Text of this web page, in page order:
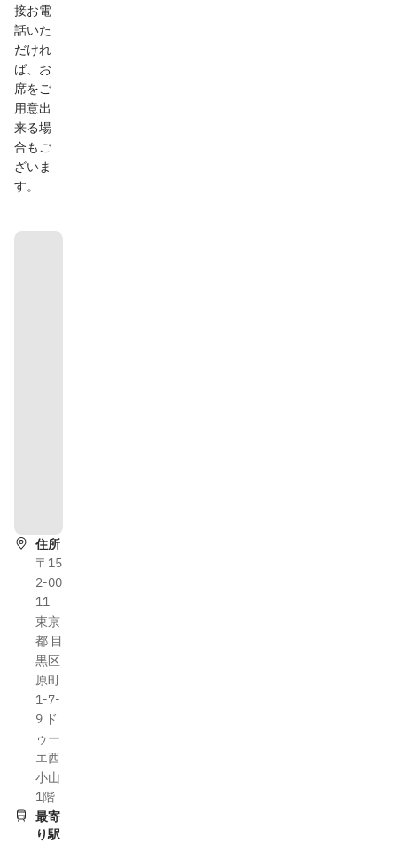
接お電
話いた
だけれ
ば、お
席をご
用意出
来る場
合もご
ざいま
す。
住所
〒15
2-00
11
東京
都 目
黒区
原町
1-7-
9 ド
ゥー
エ西
小山
1階
最寄
り駅